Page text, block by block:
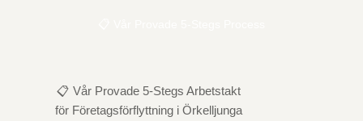
📋 Vår Provade 5-Stegs Arbetstakt
för Företagsförflyttning i Örkelljunga